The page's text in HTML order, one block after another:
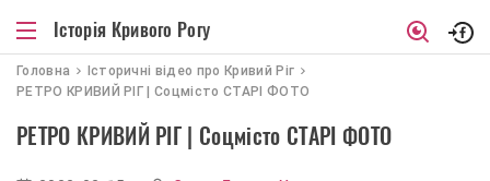
Історія Кривого Рогу
Головна
Iсторичнi вiдео про Кривий Рiг
РЕТРО КРИВИЙ РІГ | Соцмісто СТАРІ ФОТО
РЕТРО КРИВИЙ РІГ | Соцмісто СТАРІ ФОТО